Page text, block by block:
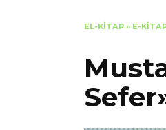
EL-KITAP » E-